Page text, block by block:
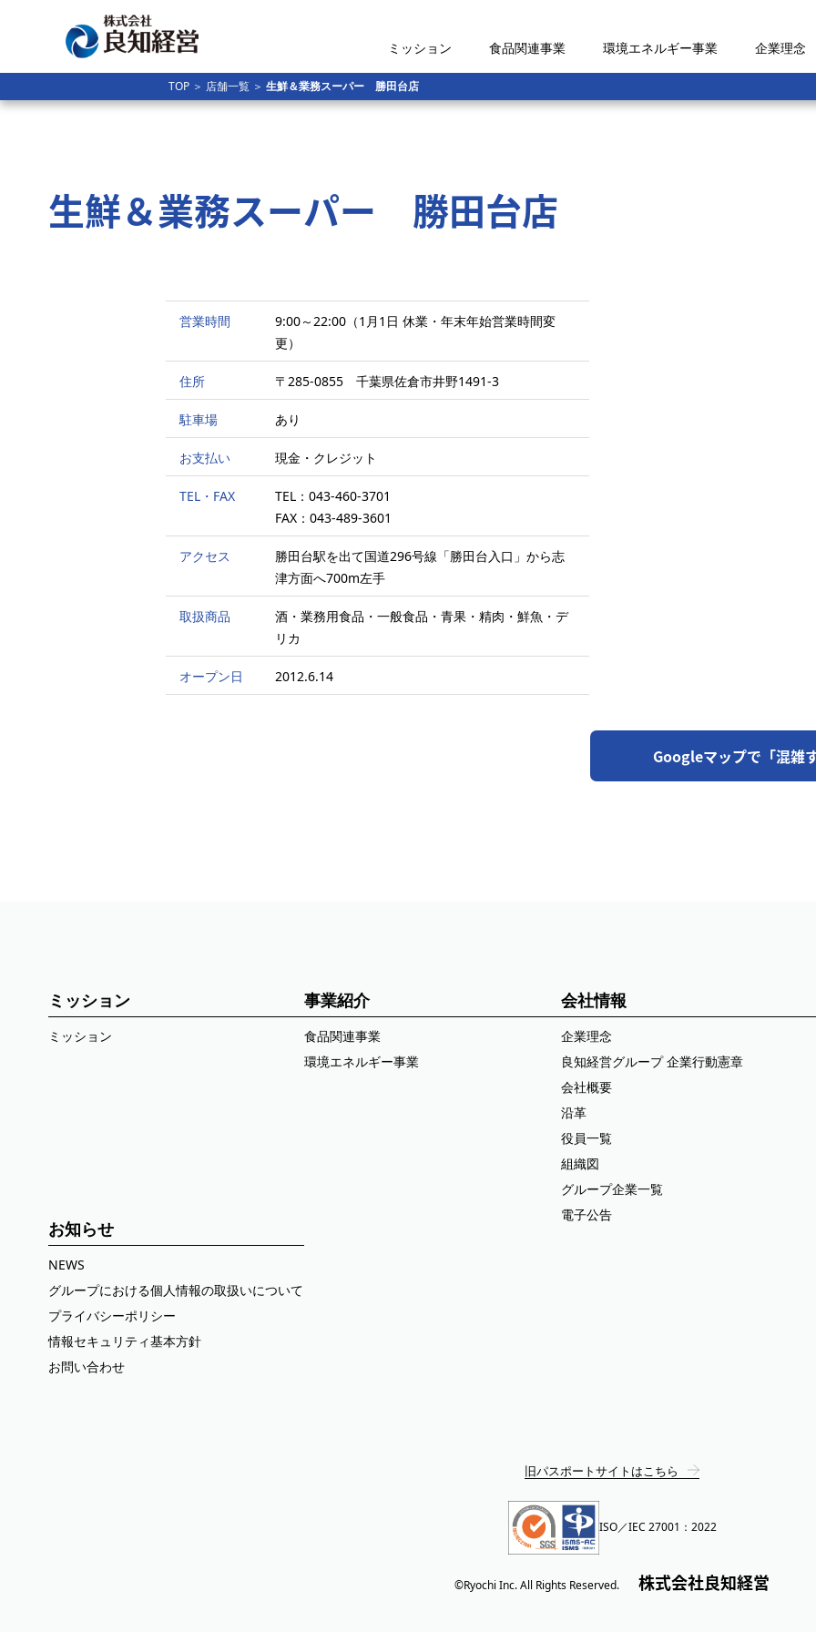
ミッション 食品関連事業 環境エネルギー事業 企業理念
TOP ＞ 店舗一覧 ＞ 生鮮＆業務スーパー 勝田台店
生鮮＆業務スーパー 勝田台店
営業時間
9:00～22:00（1月1日 休業・年末年始営業時間変
更）
住所 〒285-0855 千葉県佐倉市井野1491-3
駐車場 あり
お支払い 現金・クレジット
TEL・FAX
TEL：043-460-3701
FAX：043-489-3601
アクセス
勝田台駅を出て国道296号線「勝田台入口」から志
津方面へ700m左手
取扱商品
酒・業務用食品・一般食品・青果・精肉・鮮魚・デ
リカ
オープン日 2012.6.14
Googleマップで「混雑
ミッション
ミッション
事業紹介
食品関連事業
環境エネルギー事業
会社情報
企業理念
良知経営グループ 企業行動憲章
会社概要
沿革
役員一覧
組織図
グループ企業一覧
電子公告
お知らせ
NEWS
グループにおける個人情報の取扱いについて
プライバシーポリシー
情報セキュリティ基本方針
お問い合わせ
旧パスポートサイトはこちら
ISO／IEC 27001：2022
©Ryochi Inc. All Rights Reserved. 株式会社良知経営